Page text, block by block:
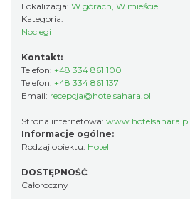
Lokalizacja: W górach, W mieście
Kategoria:
Noclegi
Kontakt:
Telefon: +48 334 861 100
Telefon: +48 334 861 137
Email: recepcja@hotelsahara.pl
Strona internetowa: www.hotelsahara.pl
Informacje ogólne:
Rodzaj obiektu: Hotel
DOSTĘPNOŚĆ
Całoroczny